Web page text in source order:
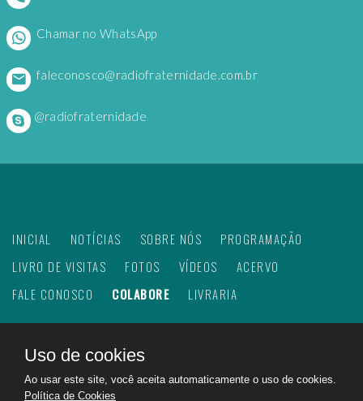
Chamar no WhatsApp
faleconosco@radiofraternidade.com.br
@radiofraternidade
INICIAL NOTÍCIAS SOBRE NÓS
PROGRAMAÇÃO
LIVRO DE VISITAS
FOTOS VÍDEOS
ACERVO
FALE CONOSCO
COLABORE LIVRARIA
2026Web Rádio Fraternidade. Todos os direitos
reservados.
Uso de cookies
Ao usar este site, você aceita automaticamente o uso de cookies.
Política de Cookies